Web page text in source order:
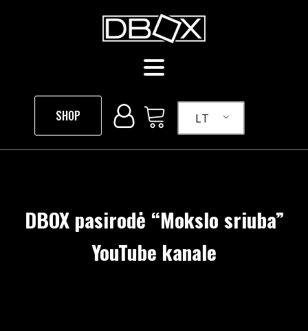
SHOP LT
DBOX pasirodė “Mokslo sriuba”
YouTube kanale